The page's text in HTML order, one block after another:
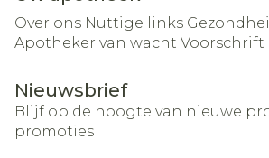
Over ons Nuttige links
Apotheker van wacht Voorschrift
Nieuwsbrief
Blijf op de hoogte van nieuwe
promoties